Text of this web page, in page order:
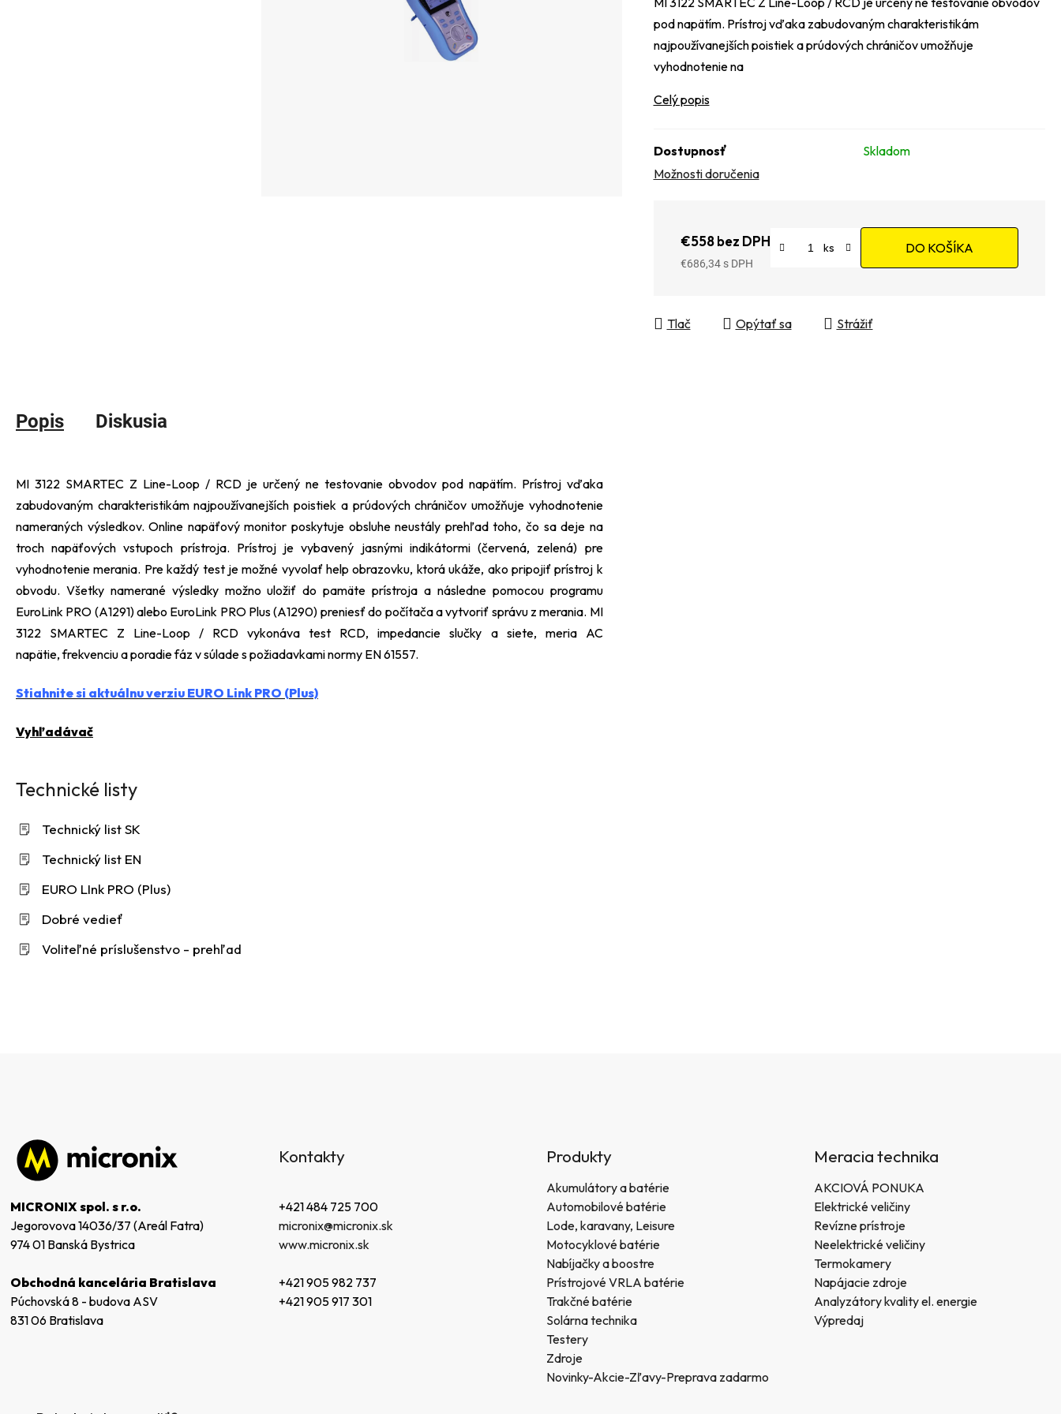
pod napätím. Prístroj vďaka zabudovaným charakteristikám
najpoužívanejších poistiek a prúdových chráničov umožňuje
vyhodnotenie na
Celý popis
Dostupnosť
Skladom
Možnosti doručenia
€558 bez DPH
€686,34
DO KOŠÍKA
Tlač Opýtať sa Strážiť
Popis Diskusia
MI 3122 SMARTEC Z Line-Loop / RCD je určený ne testovanie obvodov pod napätím. Prístroj vďaka
zabudovaným charakteristikám najpoužívanejších poistiek a prúdových chráničov umožňuje vyhodnotenie
nameraných výsledkov. Online napäťový monitor poskytuje obsluhe neustály prehľad toho, čo sa deje na
troch napäťových vstupoch prístroja. Prístroj je vybavený jasnými indikátormi (červená, zelená) pre
vyhodnotenie merania. Pre každý test je možné vyvolať help obrazovku, ktorá ukáže, ako pripojiť prístroj k
obvodu. Všetky namerané výsledky možno uložiť do pamäte prístroja a následne pomocou programu
EuroLink PRO (A1291) alebo EuroLink PRO Plus (A1290) preniesť do počítača a vytvoriť správu z merania. MI
3122 SMARTEC Z Line-Loop / RCD vykonáva test RCD, impedancie slučky a siete, meria AC
napätie, frekvenciu a poradie fáz v súlade s požiadavkami normy EN 61557.
Stiahnite si aktuálnu verziu EURO Link PRO (Plus)
Vyhľadávač
Technické listy
Technický list SK
Technický list EN
EURO LInk PRO (Plus)
Dobré vedieť
Voliteľné príslušenstvo - prehľad
MICRONIX spol. s r.o.
Jegorovova 14036/37 (Areál Fatra)
974 01 Banská Bystrica
Obchodná kancelária Bratislava
Púchovská 8 - budova ASV
831 06 Bratislava
Kontakty
+421 484 725 700
micronix@micronix.sk
www.micronix.sk
+421 905 982 737
+421 905 917 301
Produkty
Akumulátory a batérie
Automobilové batérie
Lode, karavany, Leisure
Motocyklové batérie
Nabíjačky a boostre
Prístrojové VRLA batérie
Trakčné batérie
Solárna technika
Testery
Zdroje
Novinky-Akcie-Zľavy-Preprava zadarmo
Meracia technika
AKCIOVÁ PONUKA
Elektrické veličiny
Revízne prístroje
Neelektrické veličiny
Termokamery
Napájacie zdroje
Analyzátory kvality el. energie
Výpredaj